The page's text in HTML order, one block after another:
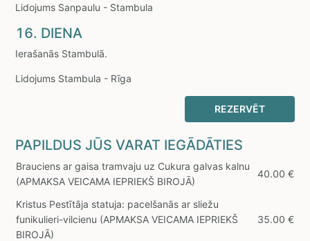
Lidojums Sanpaulu - Stambula
16. DIENA
Ierašanās Stambulā.
Lidojums Stambula - Rīga
REZERVĒT
PAPILDUS JŪS VARAT IEGĀDĀTIES
Brauciens ar gaisa tramvaju uz Cukura galvas kalnu
(APMAKSA VEICAMA IEPRIEKŠ BIROJĀ)
40.00 €
Kristus Pestītāja statuja: pacelšanās ar sliežu
funikulieri-vilcienu (APMAKSA VEICAMA IEPRIEKŠ
BIROJĀ)
35.00 €